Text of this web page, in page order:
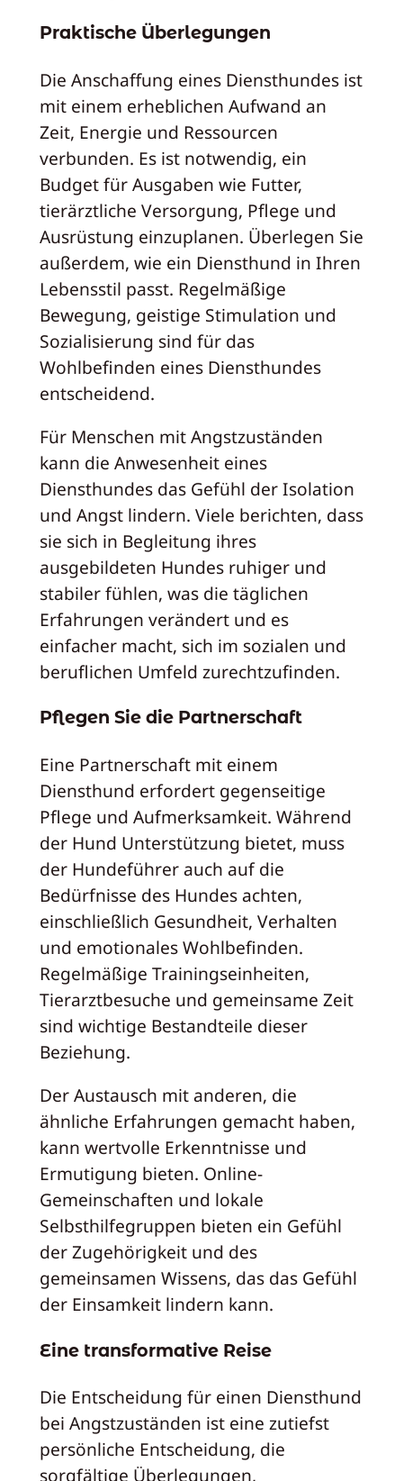
Praktische Überlegungen
Die Anschaffung eines Diensthundes ist
mit einem erheblichen Aufwand an
Zeit, Energie und Ressourcen
verbunden. Es ist notwendig, ein
Budget für Ausgaben wie Futter,
tierärztliche Versorgung, Pflege und
Ausrüstung einzuplanen. Überlegen Sie
außerdem, wie ein Diensthund in Ihren
Lebensstil passt. Regelmäßige
Bewegung, geistige Stimulation und
Sozialisierung sind für das
Wohlbefinden eines Diensthundes
entscheidend.
Für Menschen mit Angstzuständen
kann die Anwesenheit eines
Diensthundes das Gefühl der Isolation
und Angst lindern. Viele berichten, dass
sie sich in Begleitung ihres
ausgebildeten Hundes ruhiger und
stabiler fühlen, was die täglichen
Erfahrungen verändert und es
einfacher macht, sich im sozialen und
beruflichen Umfeld zurechtzufinden.
Pflegen Sie die Partnerschaft
Eine Partnerschaft mit einem
Diensthund erfordert gegenseitige
Pflege und Aufmerksamkeit. Während
der Hund Unterstützung bietet, muss
der Hundeführer auch auf die
Bedürfnisse des Hundes achten,
einschließlich Gesundheit, Verhalten
und emotionales Wohlbefinden.
Regelmäßige Trainingseinheiten,
Tierarztbesuche und gemeinsame Zeit
sind wichtige Bestandteile dieser
Beziehung.
Der Austausch mit anderen, die
ähnliche Erfahrungen gemacht haben,
kann wertvolle Erkenntnisse und
Ermutigung bieten. Online-
Gemeinschaften und lokale
Selbsthilfegruppen bieten ein Gefühl
der Zugehörigkeit und des
gemeinsamen Wissens, das das Gefühl
der Einsamkeit lindern kann.
Eine transformative Reise
Die Entscheidung für einen Diensthund
bei Angstzuständen ist eine zutiefst
persönliche Entscheidung, die
sorgfältige Überlegungen,